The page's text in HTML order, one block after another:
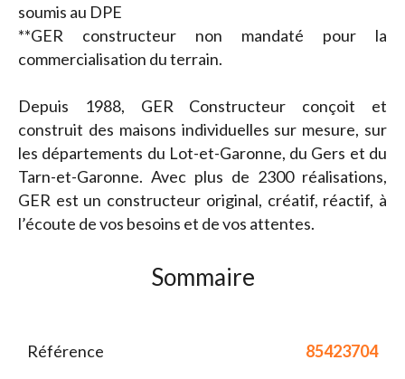
soumis au DPE
**GER constructeur non mandaté pour la
commercialisation du terrain.
Depuis 1988, GER Constructeur conçoit et
construit des maisons individuelles sur mesure, sur
les départements du Lot-et-Garonne, du Gers et du
Tarn-et-Garonne. Avec plus de 2300 réalisations,
GER est un constructeur original, créatif, réactif, à
l’écoute de vos besoins et de vos attentes.
Sommaire
Référence 85423704